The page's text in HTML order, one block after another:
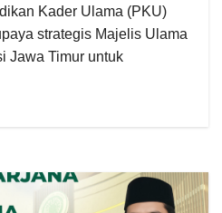
Kader Ulama (PKU)
strategis Majelis Ulama
Jawa Timur untuk